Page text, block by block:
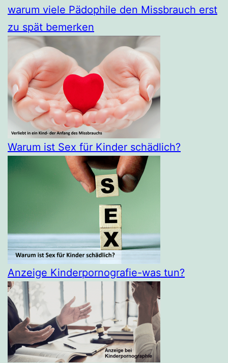
warum viele Pädophile den Missbrauch erst
zu spät bemerken
Warum ist Sex für Kinder schädlich?
Anzeige Kinderpornografie-was tun?